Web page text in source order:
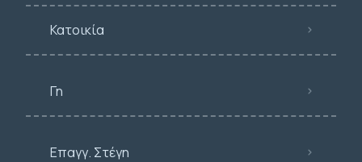
Κατοικία
Γη
Επαγγ. Στέγη